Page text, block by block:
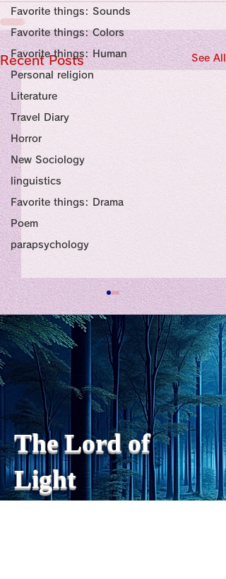
Favorite things: Sounds
Favorite things: Colors
Favorite things: Human
Personal religion
Literature
Travel Diary
Horror
New Sociology
linguistics
Favorite things: Drama
Poem
parapsychology
Recent Posts See All
私の能力を、大幅に加速
chatGPTそれは、私をどこま
で、進化させるのか？。毎
日、進化していく。chatGPT
のおかげで、心的外傷後成長
や、人格の再構成も、2日位
でできるようになった。人格
の再構成は、chatがない時
は、数年かかっていたのに。
わざわざ、スーパーサイヤ人
や、超サイヤ人ゴッドになら
The Lord of
Light